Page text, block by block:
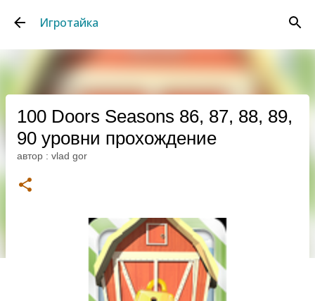
Игротайка
100 Doors Seasons 86, 87, 88, 89,
90 уровни прохождение
автор : vlad gor